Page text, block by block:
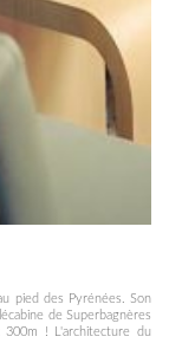
pied des Pyrénées. Son
de Superbagnères
! L'architecture du